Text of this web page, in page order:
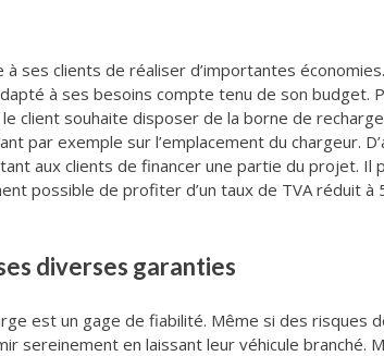
clients de réaliser d’importantes
à ses besoins compte tenu de son budget.
client souhaite disposer de la borne de
par exemple sur l’emplacement du chargeur.
aux clients de financer une partie du projet. Il
possible de profiter d’un taux de TVA réduit à
diverses garanties
est un gage de fiabilité. Même si des risques
sereinement en laissant leur véhicule branché.